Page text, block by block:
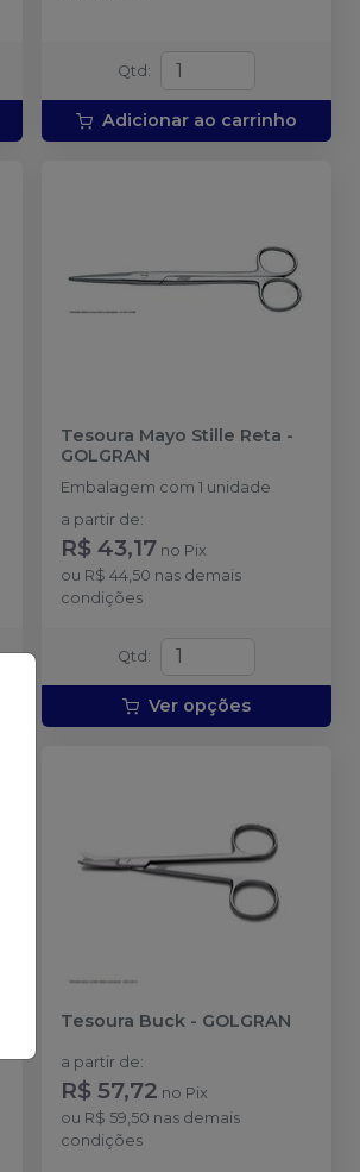
Qtd :
Adicionar ao carrinho
Tesoura Mayo Stille Reta -
GOLGRAN
Embalagem com 1 unidade
a partir de:
R$ 43,17 no Pix
ou R$ 44,50 nas demais
condições
Qtd :
Ver opções
Tesoura Buck - GOLGRAN
a partir de:
R$ 57,72 no Pix
ou R$ 59,50 nas demais
condições